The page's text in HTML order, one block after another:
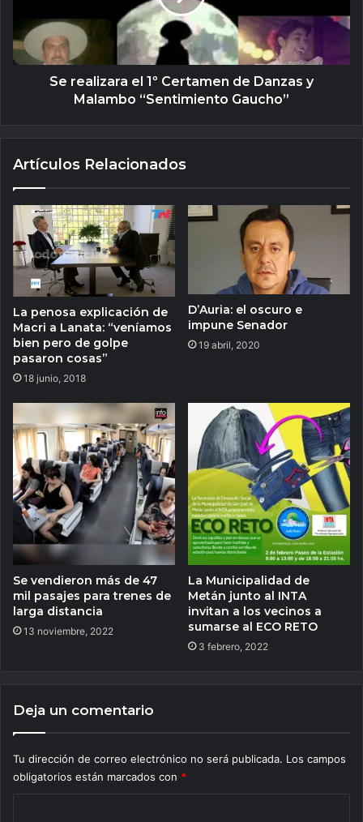
Se realizara el 1º Certamen de Danzas y
Malambo “Sentimiento Gaucho”
Artículos Relacionados
La penosa explicación de
Macri a Lanata: “veníamos
bien pero de golpe
pasaron cosas”
18 junio, 2018
D’Auria: el oscuro e
impune Senador
19 abril, 2020
Se vendieron más de 47
mil pasajes para trenes de
larga distancia
13 noviembre, 2022
La Municipalidad de
Metán junto al INTA
invitan a los vecinos a
sumarse al ECO RETO
3 febrero, 2022
Deja un comentario
Tu dirección de correo electrónico no será publicada. Los campos
obligatorios están marcados con *